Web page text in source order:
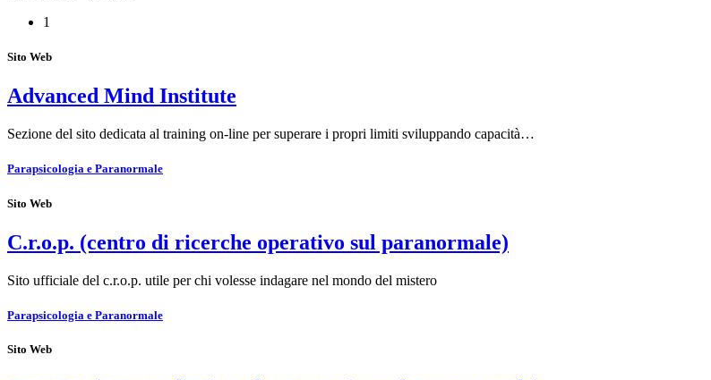
1
Sito Web
Advanced Mind Institute
Sezione del sito dedicata al training on-line per superare i propri limiti sviluppando capacità…
Parapsicologia e Paranormale
Sito Web
C.r.o.p. (centro di ricerche operativo sul paranormale)
Sito ufficiale del c.r.o.p. utile per chi volesse indagare nel mondo del mistero
Parapsicologia e Paranormale
Sito Web